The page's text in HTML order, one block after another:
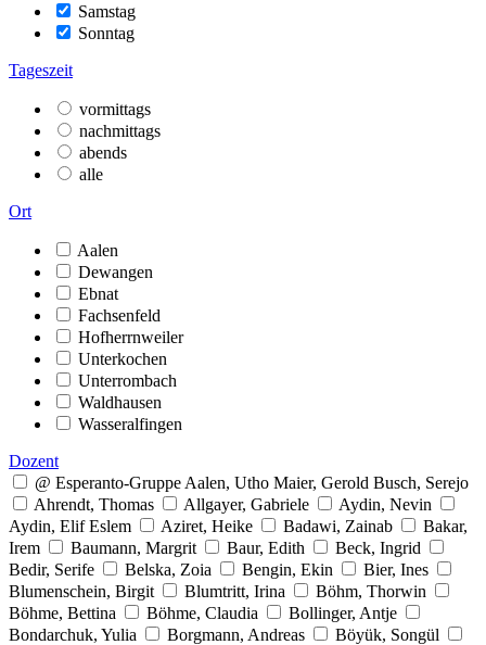
Samstag
Sonntag
Tageszeit
vormittags
nachmittags
abends
alle
Ort
Aalen
Dewangen
Ebnat
Fachsenfeld
Hofherrnweiler
Unterkochen
Unterrombach
Waldhausen
Wasseralfingen
Dozent
@ Esperanto-Gruppe Aalen, Utho Maier, Gerold Busch, Serejo
Ahrendt, Thomas
Allgayer, Gabriele
Aydin, Nevin
Aydin, Elif Eslem
Aziret, Heike Badawi, Zainab
Bakar,
Irem
Baumann, Margrit Baur, Edith
Beck, Ingrid
Bedir, Serife
Belska, Zoia Bengin, Ekin
Bier, Ines
Blumenschein, Birgit
Blumtritt, Irina
Böhm, Thorwin
Böhme, Bettina
Böhme, Claudia
Bollinger, Antje
Bondarchuk, Yulia
Borgmann, Andreas
Böyük, Songül